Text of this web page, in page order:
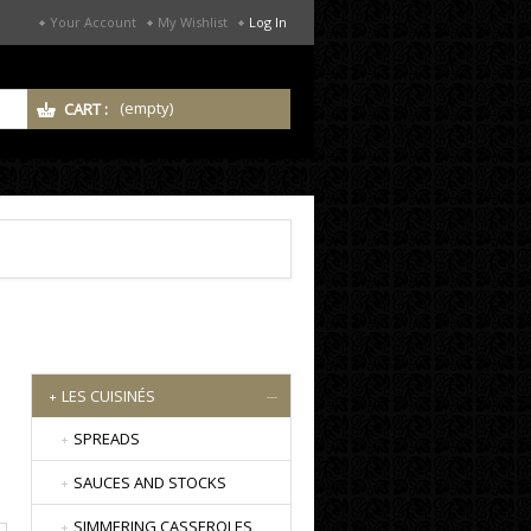
Your Account My Wishlist Log In
CART : (empty)
LES CUISINÉS
SPREADS
SAUCES AND STOCKS
SIMMERING CASSEROLES